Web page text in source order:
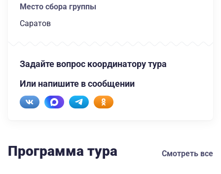
Место сбора группы
Саратов
Задайте вопрос координатору тура
Или напишите в сообщении
Программа тура Смотреть все